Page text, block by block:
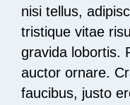
nisi tellus,
tristique vitae
gravida lobortis.
auctor ornare.
faucibus, justo